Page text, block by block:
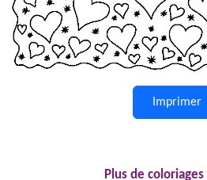
Imprimer
Plus de coloriages